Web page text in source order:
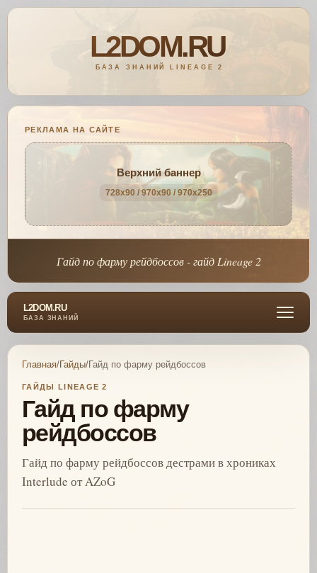
РЕКЛАМА НА САЙТЕ
Верхний баннер
728x90 / 970x90 / 970x250
Гайд по фарму рейдбоссов - гайд Lineage 2
L2DOM.RU
БАЗА ЗНАНИЙ
Главная/Гайды/Гайд по фарму рейдбоссов
ГАЙДЫ LINEAGE 2
Гайд по фарму
рейдбоссов
Гайд по фарму рейдбоссов дестрами в хрониках
Interlude от AZoG